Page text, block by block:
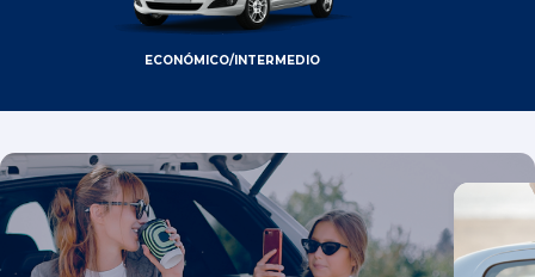
ECONÓMICO/INTERMEDIO